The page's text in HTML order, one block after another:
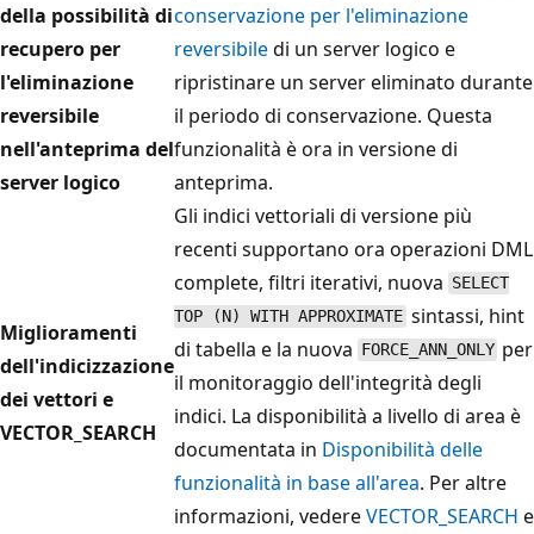
della possibilità di
recupero per
l'eliminazione
reversibile
nell'anteprima del
server logico
conservazione per l'eliminazione
reversibiledi un server logico e
ripristinare un server eliminato durante
il periodo di conservazione. Questa
funzionalità è ora in versione di
anteprima.
Miglioramenti
dell'indicizzazione
dei vettori e
VECTOR_SEARCH
Gli indici vettoriali di versione più
recenti supportano ora operazioni DML
complete, filtri iterativi, nuova SELECT
TOP (N) WITH APPROXIMATE sintassi, hint
di tabella e la nuova FORCE_ANN_ONLY per
il monitoraggio dell'integrità degli
indici. La disponibilità a livello di area è
documentata in Disponibilità delle
funzionalità in base all'area. Per altre
informazioni, vedereVECTOR_SEARCH e